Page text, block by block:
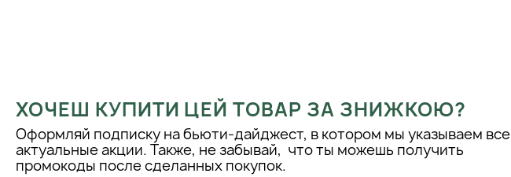
ХОЧЕШ КУПИТИ ЦЕЙ ТОВАР ЗА ЗНИЖКОЮ?
Оформляй подписку на бьюти-дайджест, в котором мы указываем все
актуальные акции. Также, не забывай, что ты можешь получить
промокоды после сделанных покупок.